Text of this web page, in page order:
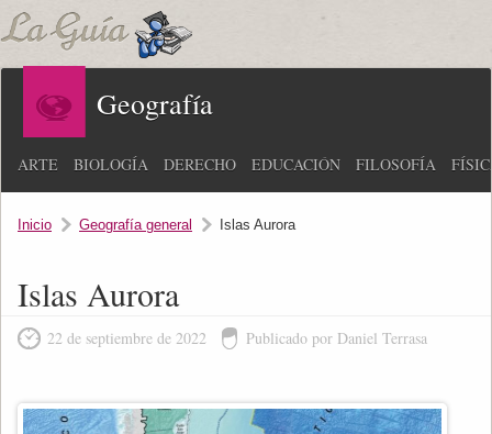
Geografía
ARTE BIOLOGÍA DERECHO EDUCACIÓN FILOSOFÍA
Inicio Geografía general Islas Aurora
Islas Aurora
22 de septiembre de 2022 Publicado por Daniel Terrasa